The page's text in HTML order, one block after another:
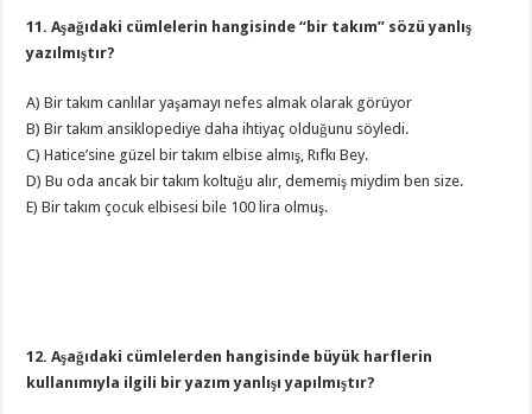
11. Aşağıdaki cümlelerin hangisinde “bir takım” sözü yanlış
yazılmıştır?
A) Bir takım canlılar yaşamayı nefes almak olarak görüyor
B) Bir takım ansiklopediye daha ihtiyaç olduğunu söyledi.
C) Hatice’sine güzel bir takım elbise almış, Rıfkı Bey.
D) Bu oda ancak bir takım koltuğu alır, dememiş miydim ben size.
E) Bir takım çocuk elbisesi bile 100 lira olmuş.
12. Aşağıdaki cümlelerden hangisinde büyük harflerin
kullanımıyla ilgili bir yazım yanlışı yapılmıştır?